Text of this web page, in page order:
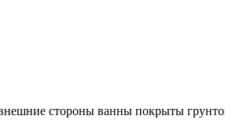
стороны ванны покрыты